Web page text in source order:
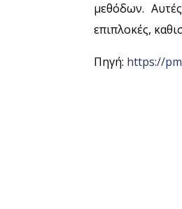
μεθόδων.
επιπλοκές,
Πηγή: https://